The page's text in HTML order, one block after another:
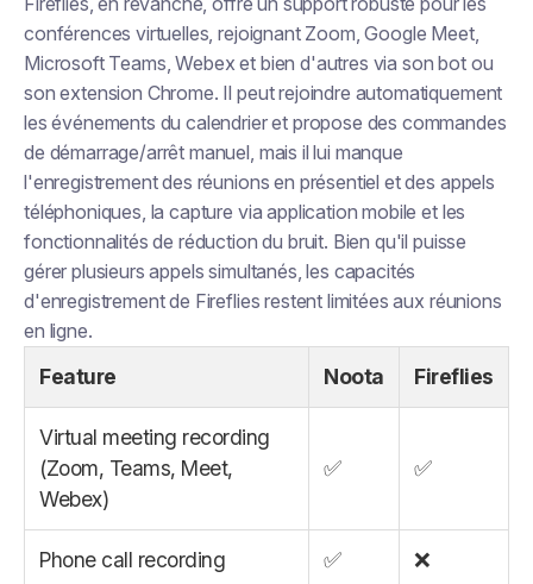
conférences virtuelles, rejoignant Zoom, Google Meet,
Microsoft Teams, Webex et bien d'autres via son bot ou
son extension Chrome. Il peut rejoindre automatiquement
les événements du calendrier et propose des commandes
de démarrage/arrêt manuel, mais il lui manque
l'enregistrement des réunions en présentiel et des appels
téléphoniques, la capture via application mobile et les
fonctionnalités de réduction du bruit. Bien qu'il puisse
gérer plusieurs appels simultanés, les capacités
d'enregistrement de Fireflies restent limitées aux réunions
en ligne.
Feature Noota Fireflies
Virtual meeting recording
(Zoom, Teams, Meet,
Webex)
✅ ✅
Phone call recording ✅ ❌